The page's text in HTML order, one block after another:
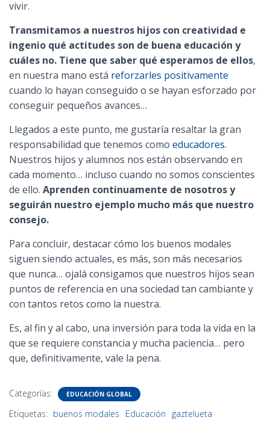
vivir.
Transmitamos a nuestros hijos con creatividad e
ingenio qué actitudes son de buena educación y
cuáles no. Tiene que saber qué esperamos de ellos,
en nuestra mano está reforzarles positivamente
cuando lo hayan conseguido o se hayan esforzado por
conseguir pequeños avances…
Llegados a este punto, me gustaría resaltar la gran
responsabilidad que tenemos como educadores.
Nuestros hijos y alumnos nos están observando en
cada momento… incluso cuando no somos conscientes
de ello. Aprenden continuamente de nosotros y
seguirán nuestro ejemplo mucho más que nuestro
consejo.
Para concluir, destacar cómo los buenos modales
siguen siendo actuales, es más, son más necesarios
que nunca… ojalá consigamos que nuestros hijos sean
puntos de referencia en una sociedad tan cambiante y
con tantos retos como la nuestra.
Es, al fin y al cabo, una inversión para toda la vida en la
que se requiere constancia y mucha paciencia… pero
que, definitivamente, vale la pena.
Categorías: EDUCACIÓN GLOBAL
Etiquetas: buenos modales Educación gaztelueta